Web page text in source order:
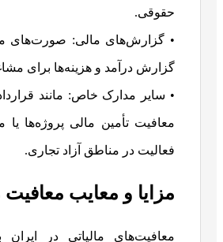
حقوقی.
• گزارش‌های مالی: صورت‌های
گزارش درآمد و هزینه‌ها برای
• سایر مدارک خاص: مانند
معافیت تأمین مالی پروژه‌ها
فعالیت در مناطق آزاد تجاری.
مزایا و معایب معافیت‌
معافیت‌های مالیاتی در